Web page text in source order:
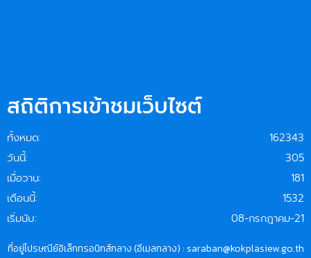
สถิติการเข้าชมเว็บไซต์
162343
ทั้งหมด:
305
วันนี้:
181
เมื่อวาน:
1532
เดือนนี้:
08-กรกฎาคม-21
เริ่มนับ:
ที่อยู่ไปรษณีย์อิเล็กทรอนิกส์กลาง (อีเมลกลาง) : saraban@kokplasiew.go.th